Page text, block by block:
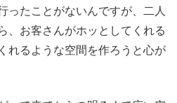
ったことがないんですが、二人
、お客さんがホッとしてくれる
れるような空間を作ろうと心が